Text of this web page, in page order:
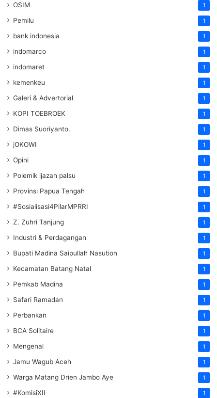
OSIM 1
Pemilu 1
bank indonesia 1
indomarco 1
indomaret 1
kemenkeu 1
Galeri & Advertorial 1
KOPI TOEBROEK 1
Dimas Suoriyanto. 1
jOKOWI 1
Opini 1
Polemik ijazah palsu 1
Provinsi Papua Tengah 1
#Sosialisasi4PilarMPRRI 1
Z. Zuhri Tanjung 1
Industri & Perdagangan 1
Bupati Madina Saipullah Nasution 1
Kecamatan Batang Natal 1
Pemkab Madina 1
Safari Ramadan 1
Perbankan 1
BCA Solitaire 1
Mengenal 1
Jamu Wagub Aceh 1
Warga Matang Drien Jambo Aye 1
#KomisiXII 1